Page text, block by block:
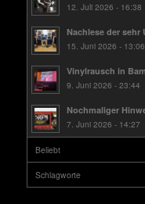
12. Juli 2026 - 16:38
Nachlese der sehr
15. Juni 2026 - 13:06
Vinylrausch in
9. Juni 2026 - 23:44
Nochmaliger
7. Juni 2026 - 14:27
Beliebt
Schlagworte